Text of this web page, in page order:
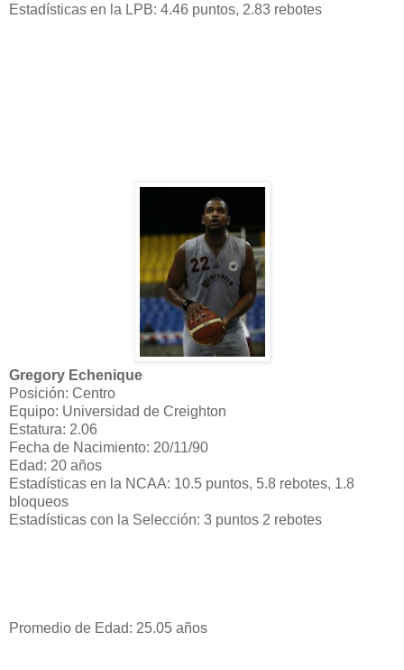
Estadísticas en la LPB: 4.46 puntos, 2.83 rebotes
Gregory Echenique
Posición: Centro
Equipo: Universidad de Creighton
Estatura: 2.06
Fecha de Nacimiento: 20/11/90
Edad: 20 años
Estadísticas en la NCAA: 10.5 puntos, 5.8 rebotes, 1.8
bloqueos
Estadísticas con la Selección: 3 puntos 2 rebotes
Promedio de Edad: 25.05 años